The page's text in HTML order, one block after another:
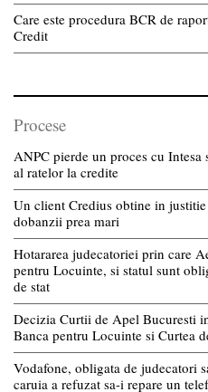
Care este procedura BCR de
Credit
Procese
ANPC pierde un proces cu
al ratelor la credite
Un client Credius obtine in
dobanzii prea mari
Hotararea judecatoriei prin care
pentru Locuinte, si statul sunt
de stat
Decizia Curtii de Apel Bucuresti
Banca pentru Locuinte si Curtea
Vodafone, obligata de judecatori
caruia a refuzat sa-i repare un